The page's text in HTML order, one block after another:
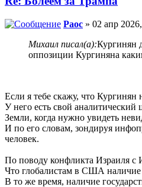
Раос » 02 апр
Михаил писал(а):Кургинян
оппозиции Кургиняна
Если я тебе скажу, что
У него есть свой
Земли, когда нужно увидеть
И по его словам, зондируя
человек.
По поводу конфликта Израиля с
Что глобалистам в США наличие
В то же время, наличие